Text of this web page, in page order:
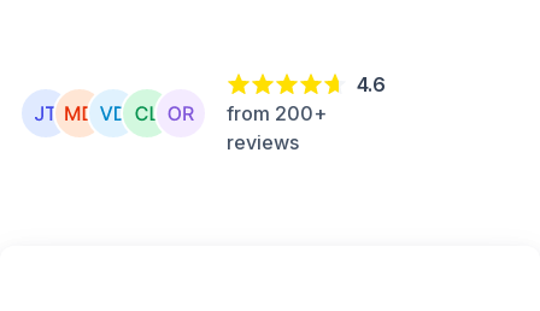
4.6
from 200+
reviews